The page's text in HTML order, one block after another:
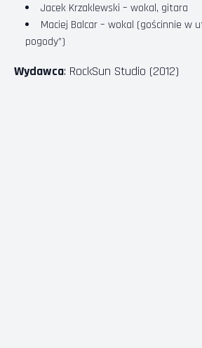
Jacek Krzaklewski – wokal, gitara
Maciej Balcar – wokal (gościnnie w
pogody”)
Wydawca: RockSun Studio (2012)